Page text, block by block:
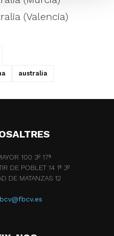
(Valencia)
australia
100 3º 17ª
DE POBLET 14 1ª 3º
DE MATANZAS 12